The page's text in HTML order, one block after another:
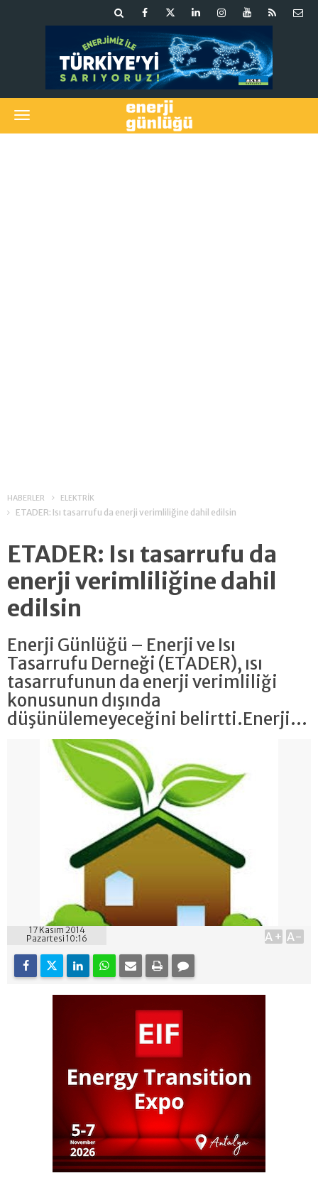
HABERLER ELEKTRİK
ETADER: Isı tasarrufu da enerji verimliliğine dahil edilsin
ETADER: Isı tasarrufu da
enerji verimliliğine dahil
edilsin
Enerji Günlüğü – Enerji ve Isı
Tasarrufu Derneği (ETADER), ısı
tasarrufunun da enerji verimliliği
konusunun dışında
düşünülemeyeceğini belirtti.Enerji...
17 Kasım 2014
Pazartesi 10:16
A+ A-